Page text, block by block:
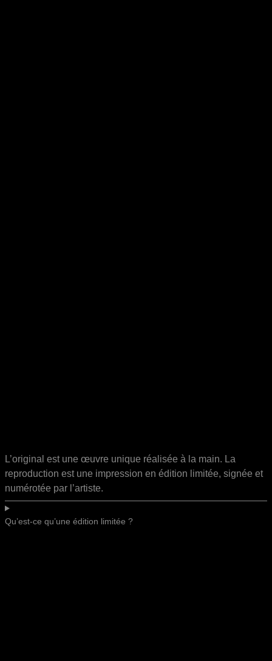
L’original est une œuvre unique réalisée à la main. La
reproduction est une impression en édition limitée, signée et
numérotée par l’artiste.
Qu’est-ce qu’une édition limitée ?